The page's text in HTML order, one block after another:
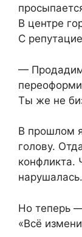
В центре
С
—
Ты же не
В прошлом
голову.
конфликта.
нарушалась.
Но теперь
«Всё